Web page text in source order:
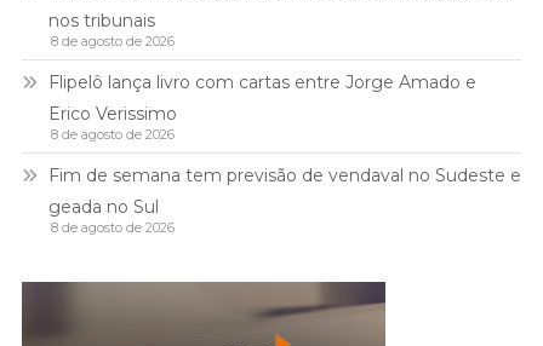
nos tribunais
8 de agosto de 2026
Flipelô lança livro com cartas entre Jorge Amado e
Erico Verissimo
8 de agosto de 2026
Fim de semana tem previsão de vendaval no Sudeste e
geada no Sul
8 de agosto de 2026